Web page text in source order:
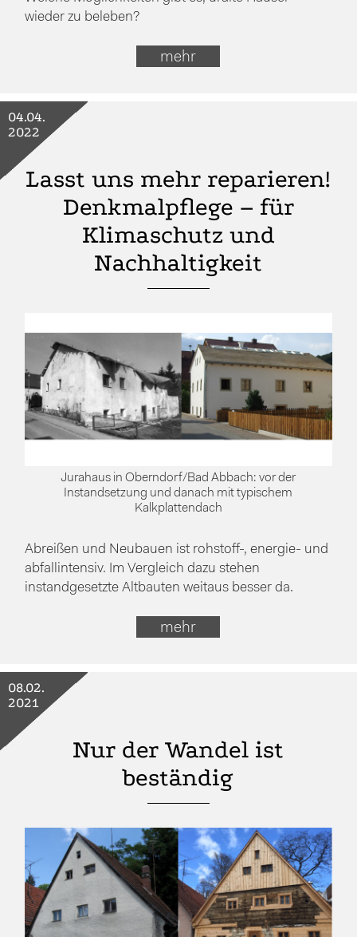
wieder zu beleben?
mehr
Lasst uns mehr reparieren!
Denkmalpflege – für
Klimaschutz und
Nachhaltigkeit
04.04.
2022
Jurahaus in Oberndorf/Bad Abbach: vor der
Instandsetzung und danach mit typischem
Kalkplattendach
Abreißen und Neubauen ist rohstoff-, energie- und
abfallintensiv. Im Vergleich dazu stehen
instandgesetzte Altbauten weitaus besser da.
mehr
Nur der Wandel ist
beständig
08.02.
2021